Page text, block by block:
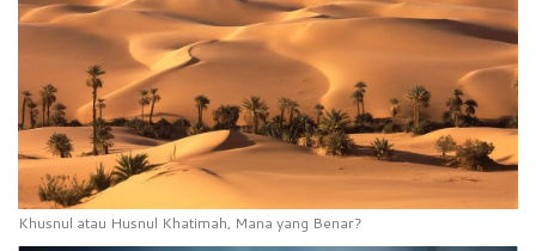
Khusnul atau Husnul Khatimah, Mana yang Benar?